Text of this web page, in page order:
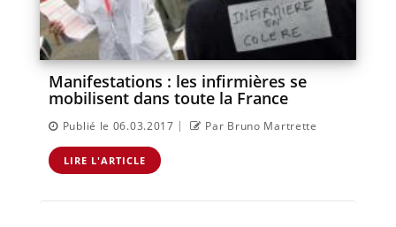
Manifestations : les infirmières se
mobilisent dans toute la France
Publié le 06.03.2017 | Par Bruno Martrette
LIRE L'ARTICLE